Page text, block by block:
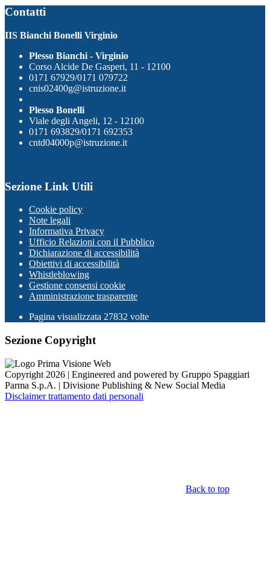
Contatti
IIS Bianchi Bonelli Virginio
Plesso Bianchi - Virginio
Corso Alcide De Gasperi, 11 - 12100
0171 67929/0171 079722
cnis02400g@istruzione.it
Plesso Bonelli
Viale degli Angeli, 12 - 12100
0171 693829/0171 692353
cntd04000p@istruzione.it
Sezione Link Utili
Cookie policy
Note legali
Informativa Privacy
Ufficio Relazioni con il Pubblico
Dichiarazione di accessibilità
Obiettivi di accessibilità
Whistleblowing
Gestione consensi cookie
Amministrazione trasparente
Pagina visualizzata 27832 volte
Sezione Copyright
Copyright 2026 | Engineered and powered by Gruppo Spaggiari
Parma S.p.A. | Divisione Publishing & New Social Media
Disclaimer trattamento dati personali
Back to top